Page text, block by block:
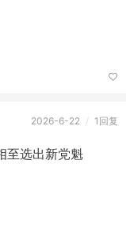
2026-6-22 / 1回复
至选出新党魁